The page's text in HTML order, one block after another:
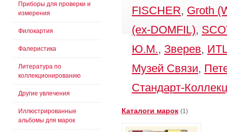
FISCHER, Groth
(ex-DOMFIL),
Ю.М., Зверев,
Музей Связи,
Стандарт-
Каталоги марок (1)
Приборы для проверки и
измерения
Филокартия
Фалеристика
Литература по
коллекционированию
Другие увлечения
Иллюстрированные
альбомы для марок